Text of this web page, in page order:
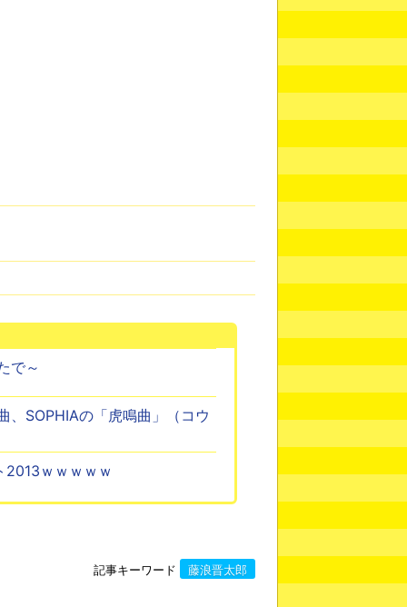
で～
、SOPHIAの「虎鳴曲」（コウ
ｗｗｗｗｗ
記事キーワード 藤浪晋太郎